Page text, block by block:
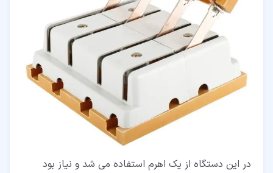
در این دستگاه از یک اهرم استفاده می شد و نیاز بود